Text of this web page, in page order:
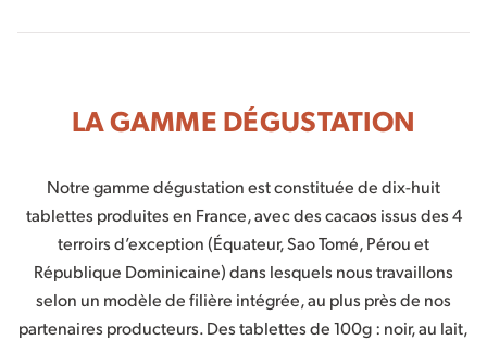
LA GAMME DÉGUSTATION
Notre gamme dégustation est constituée de dix-huit
tablettes produites en France, avec des cacaos issus des 4
terroirs d’exception (Équateur, Sao Tomé, Pérou et
République Dominicaine) dans lesquels nous travaillons
selon un modèle de filière intégrée, au plus près de nos
partenaires producteurs. Des tablettes de 100g : noir, au lait,